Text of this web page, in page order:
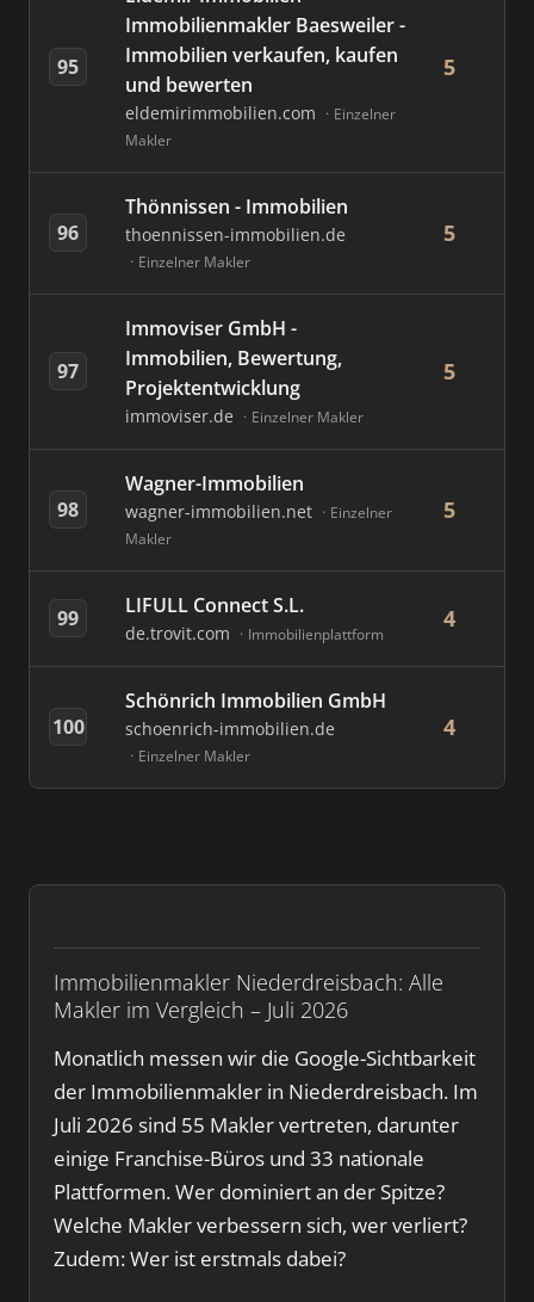
Immobilienmakler Niederdreisbach: Alle
Makler im Vergleich – Juli 2026
Monatlich messen wir die Google-Sichtbarkeit
der Immobilienmakler in Niederdreisbach. Im
Juli 2026 sind 55 Makler vertreten, darunter
einige Franchise-Büros und 33 nationale
Plattformen. Wer dominiert an der Spitze?
Welche Makler verbessern sich, wer verliert?
Zudem: Wer ist erstmals dabei?
95
Immobilienmakler Baesweiler -
Immobilien verkaufen, kaufen
und bewerten
eldemirimmobilien.com
Einzelner
Makler
5
96
Thönnissen - Immobilien
thoennissen-immobilien.de
Einzelner Makler
5
97
Immoviser GmbH -
Immobilien, Bewertung,
Projektentwicklung
immoviser.de Einzelner Makler
5
98
Wagner-Immobilien
wagner-immobilien.net
Einzelner
Makler
5
99 LIFULL Connect S.L.
de.trovit.com Immobilienplattform
4
100
Schönrich Immobilien GmbH
schoenrich-immobilien.de
Einzelner Makler
4